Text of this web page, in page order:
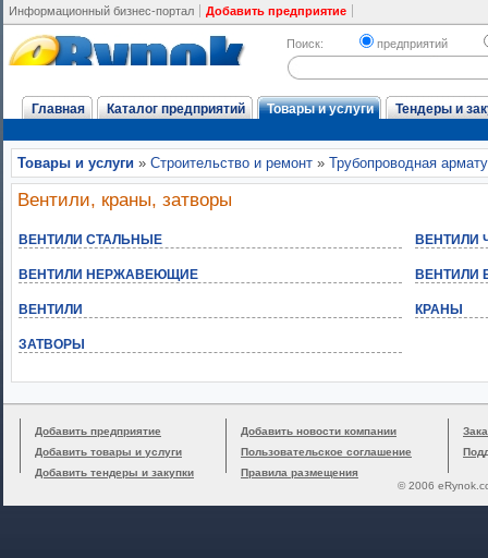
Информационный бизнес-портал Добавить предприятие
Поиск: предприятий
Главная Каталог предприятий Товары и услуги Тендеры и
Товары и услуги » Строительство и ремонт » Трубопроводная
Вентили, краны, затворы
ВЕНТИЛИ СТАЛЬНЫЕ ВЕНТИЛИ
ВЕНТИЛИ НЕРЖАВЕЮЩИЕ ВЕНТИЛИ
ВЕНТИЛИ КРАНЫ
ЗАТВОРЫ
Добавить предприятие
Добавить товары и услуги
Добавить тендеры и закупки
Добавить новости компании
Пользовательское соглашение
Правила размещения
© 2006